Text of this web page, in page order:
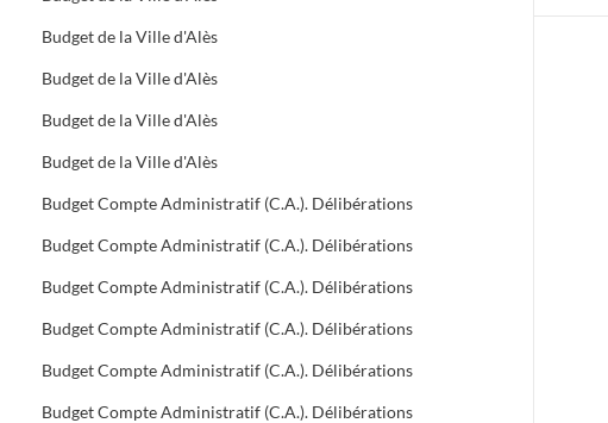
Budget de la Ville d'Alès
Budget de la Ville d'Alès
Budget de la Ville d'Alès
Budget de la Ville d'Alès
Budget Compte Administratif (C.A.). Délibérations
Budget Compte Administratif (C.A.). Délibérations
Budget Compte Administratif (C.A.). Délibérations
Budget Compte Administratif (C.A.). Délibérations
Budget Compte Administratif (C.A.). Délibérations
Budget Compte Administratif (C.A.). Délibérations